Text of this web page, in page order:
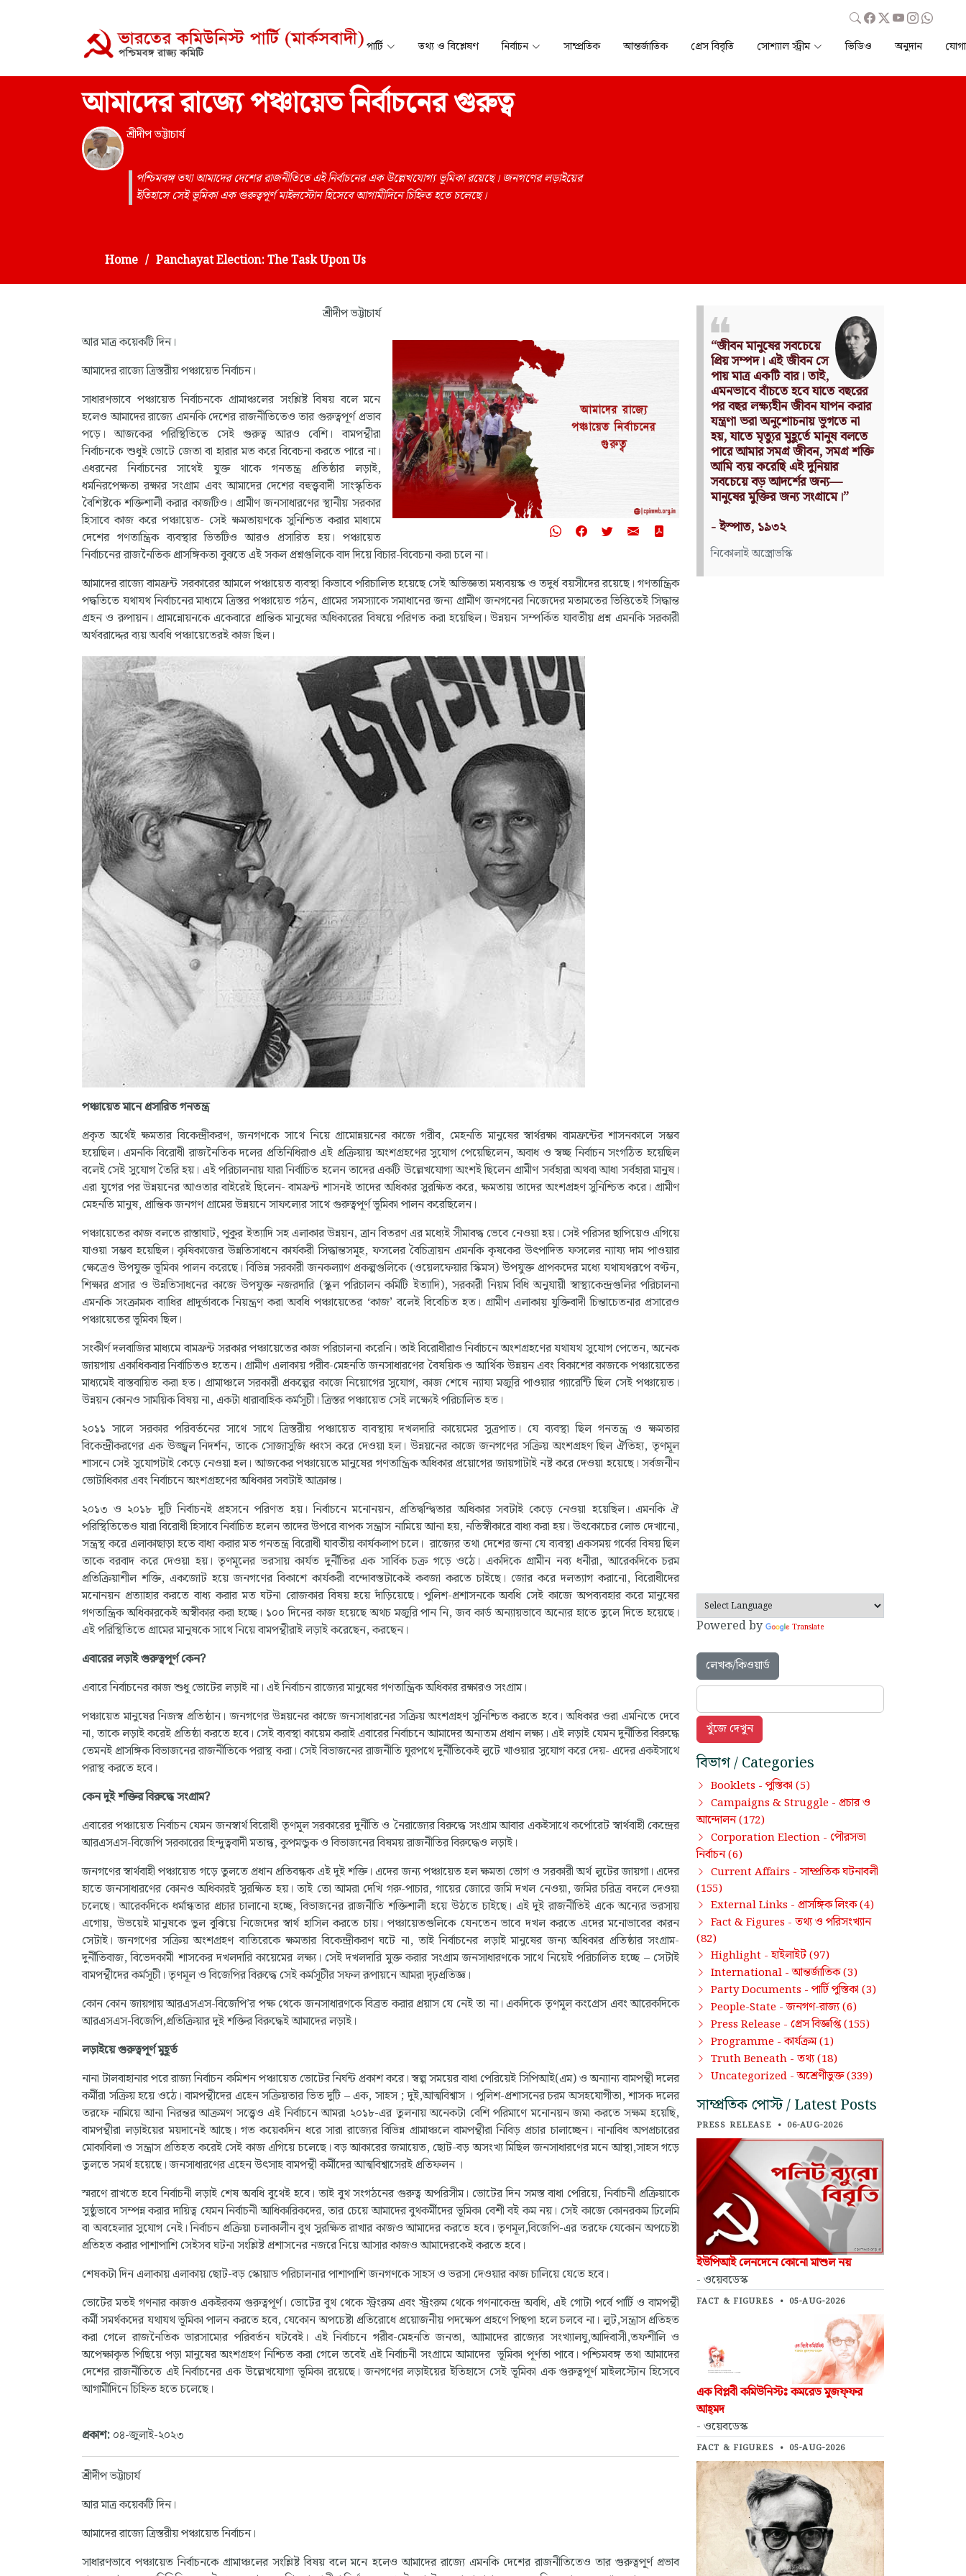
পার্টি তথ্য ও বিশ্লেষণ নির্বাচন সাম্প্রতিক আন্তর্জাতিক প্রেস বিবৃতি সোশ্যাল স্ট্রীম ভিডিও অনুদান
আমাদের রাজ্যে পঞ্চায়েত নির্বাচনের গুরুত্ব
শ্রীদীপ ভট্টাচার্য
পশ্চিমবঙ্গ তথা আমাদের দেশের রাজনীতিতে এই নির্বাচনের এক উল্লেখযোগ্য ভূমিকা রয়েছে। জনগণের লড়াইয়ের
ইতিহাসে সেই ভূমিকা এক গুরুত্বপূর্ণ মাইলস্টোন হিসেবে আগামীদিনে চিহ্নিত হতে চলেছে।
Home Panchayat Election: The Task Upon Us
শ্রীদীপ ভট্টাচার্য
আর মাত্র কয়েকটি দিন।
আমাদের রাজ্যে ত্রিস্তরীয় পঞ্চায়েত নির্বাচন।
সাধারণভাবে পঞ্চায়েত নির্বাচনকে গ্রামাঞ্চলের সংশ্লিষ্ট বিষয় বলে মনে
হলেও আমাদের রাজ্যে এমনকি দেশের রাজনীতিতেও তার গুরুত্বপূর্ণ প্রভাব
পড়ে। আজকের পরিস্থিতিতে সেই গুরুত্ব আরও বেশি। বামপন্থীরা
নির্বাচনকে শুধুই ভোটে জেতা বা হারার মত করে বিবেচনা করতে পারে না।
এধরনের নির্বাচনের সাথেই যুক্ত থাকে গনতন্ত্র প্রতিষ্ঠার লড়াই,
ধর্মনিরপেক্ষতা রক্ষার সংগ্রাম এবং আমাদের দেশের বহুত্ত্ববাদী সাংস্কৃতিক
বৈশিষ্টকে শক্তিশালী করার কাজটিও। গ্রামীণ জনসাধারণের স্থানীয় সরকার
হিসাবে কাজ করে পঞ্চায়েত- সেই ক্ষমতায়ণকে সুনিশ্চিত করার মাধ্যমে
দেশের গণতান্ত্রিক ব্যবস্থার ভিতটিও আরও প্রসারিত হয়। পঞ্চায়েত
নির্বাচনের রাজনৈতিক প্রাসঙ্গিকতা বুঝতে এই সকল প্রশ্নগুলিকে বাদ দিয়ে বিচার-বিবেচনা করা চলে না।
আমাদের রাজ্যে বামফ্রন্ট সরকারের আমলে পঞ্চায়েত ব্যবস্থা কিভাবে পরিচালিত হয়েছে সেই অভিজ্ঞতা মধ্যবয়স্ক ও তদুর্ধ বয়সীদের রয়েছে। গণতান্ত্রিক
পদ্ধতিতে যথাযথ নির্বাচনের মাধ্যমে ত্রিস্তর পঞ্চায়েত গঠন, গ্রামের সমস্যাকে সমাধানের জন্য গ্রামীণ জনগনের নিজেদের মতামতের ভিত্তিতেই সিদ্ধান্ত
গ্রহন ও রুপায়ন। গ্রামন্নোয়নকে একেবারে প্রান্তিক মানুষের অধিকারের বিষয়ে পরিণত করা হয়েছিল। উন্নয়ন সম্পর্কিত যাবতীয় প্রশ্ন এমনকি সরকারী
অর্থবরাদ্দের ব্যয় অবধি পঞ্চায়েতেরই কাজ ছিল।
পঞ্চায়েত মানে প্রসারিত গনতন্ত্র
প্রকৃত অর্থেই ক্ষমতার বিকেন্দ্রীকরণ, জনগণকে সাথে নিয়ে গ্রামোন্নয়নের কাজে গরীব, মেহনতি মানুষের স্বার্থরক্ষা বামফ্রন্টের শাসনকালে সম্ভব
হয়েছিল। এমনকি বিরোধী রাজনৈতিক দলের প্রতিনিধিরাও এই প্রক্রিয়ায় অংশগ্রহণের সুযোগ পেয়েছিলেন, অবাধ ও স্বচ্ছ নির্বাচন সংগঠিত হয়েছিল
বলেই সেই সুযোগ তৈরি হয়। এই পরিচালনায় যারা নির্বাচিত হলেন তাদের একটি উল্লেখযোগ্য অংশই ছিলেন গ্রামীণ সর্বহারা অথবা আধা সর্বহারা মানুষ।
এরা যুগের পর উন্নয়নের আওতার বাইরেই ছিলেন- বামফ্রন্ট শাসনই তাদের অধিকার সুরক্ষিত করে, ক্ষমতায় তাদের অংশগ্রহণ সুনিশ্চিত করে। গ্রামীণ
মেহনতি মানুষ, প্রান্তিক জনগণ গ্রামের উন্নয়নে সাফল্যের সাথে গুরুত্বপূর্ণ ভূমিকা পালন করেছিলেন।
পঞ্চায়েতের কাজ বলতে রাস্তাঘাট, পুকুর ইত্যাদি সহ এলাকার উন্নয়ন, ত্রান বিতরণ এর মধ্যেই সীমাবদ্ধ ভেবে নেওয়া হয়। সেই পরিসর ছাপিয়েও এগিয়ে
যাওয়া সম্ভব হয়েছিল। কৃষিকাজের উন্নতিসাধনে কার্যকরী সিদ্ধান্তসমূহ, ফসলের বৈচিত্রায়ন এমনকি কৃষকের উৎপাদিত ফসলের ন্যায্য দাম পাওয়ার
ক্ষেত্রেও উপযুক্ত ভূমিকা পালন করেছে। বিভিন্ন সরকারী জনকল্যাণ প্রকল্পগুলিকে (ওয়েলফেয়ার স্কিমস) উপযুক্ত প্রাপকদের মধ্যে যথাযথরূপে বণ্টন,
শিক্ষার প্রসার ও উন্নতিসাধনের কাজে উপযুক্ত নজরদারি (স্কুল পরিচালন কমিটি ইত্যাদি), সরকারী নিয়ম বিধি অনুযায়ী স্বাস্থ্যকেন্দ্রগুলির পরিচালনা
এমনকি সংক্রামক ব্যাধির প্রাদুর্ভাবকে নিয়ন্ত্রণ করা অবধি পঞ্চায়েতের ‘কাজ’ বলেই বিবেচিত হত। গ্রামীণ এলাকায় যুক্তিবাদী চিন্তাচেতনার প্রসারেও
পঞ্চায়েতের ভূমিকা ছিল।
সংকীর্ণ দলবাজির মাধ্যমে বামফ্রন্ট সরকার পঞ্চায়েতের কাজ পরিচালনা করেনি। তাই বিরোধীরাও নির্বাচনে অংশগ্রহণের যথাযথ সুযোগ পেতেন, অনেক
জায়গায় একাধিকবার নির্বাচিতও হতেন। গ্রামীণ এলাকায় গরীব-মেহনতি জনসাধারণের বৈষয়িক ও আর্থিক উন্নয়ন এবং বিকাশের কাজকে পঞ্চায়েতের
মাধ্যমেই বাস্তবায়িত করা হত। গ্রামাঞ্চলে সরকারী প্রকল্পের কাজে নিয়োগের সুযোগ, কাজ শেষে ন্যায্য মজুরি পাওয়ার গ্যারেন্টি ছিল সেই পঞ্চায়েত।
উন্নয়ন কোনও সাময়িক বিষয় না, একটা ধারাবাহিক কর্মসূচী। ত্রিস্তর পঞ্চায়েত সেই লক্ষ্যেই পরিচালিত হত।
২০১১ সালে সরকার পরিবর্তনের সাথে সাথে ত্রিস্তরীয় পঞ্চায়েত ব্যবস্থায় দখলদারি কায়েমের সুত্রপাত। যে ব্যবস্থা ছিল গনতন্ত্র ও ক্ষমতার
বিকেন্দ্রীকরণের এক উজ্জ্বল নিদর্শন, তাকে সোজাসুজি ধ্বংস করে দেওয়া হল। উন্নয়নের কাজে জনগণের সক্রিয় অংশগ্রহণ ছিল ঐতিহ্য, তৃণমূল
শাসনে সেই সুযোগটাই কেড়ে নেওয়া হল। আজকের পঞ্চায়েতে মানুষের গণতান্ত্রিক অধিকার প্রয়োগের জায়গাটাই নষ্ট করে দেওয়া হয়েছে। সর্বজনীন
ভোটাধিকার এবং নির্বাচনে অংশগ্রহণের অধিকার সবটাই আক্রান্ত।
২০১৩ ও ২০১৮ দুটি নির্বাচনই প্রহসনে পরিণত হয়। নির্বাচনে মনোনয়ন, প্রতিদ্বন্দ্বিতার অধিকার সবটাই কেড়ে নেওয়া হয়েছিল। এমনকি ঐ
পরিস্থিতিতেও যারা বিরোধী হিসাবে নির্বাচিত হলেন তাদের উপরে ব্যপক সন্ত্রাস নামিয়ে আনা হয়, নতিস্বীকারে বাধ্য করা হয়। উৎকোচের লোভ দেখানো,
সন্ত্রস্থ করে এলাকাছাড়া হতে বাধ্য করার মত গনতন্ত্র বিরোধী যাবতীয় কার্যকলাপ চলে। রাজ্যের তথা দেশের জন্য যে ব্যবস্থা একসময় গর্বের বিষয় ছিল
তাকে বরবাদ করে দেওয়া হয়। তৃণমূলের ভরসায় কার্যত দুর্নীতির এক সার্বিক চক্র গড়ে ওঠে। একদিকে গ্রামীন নব্য ধনীরা, আরেকদিকে চরম
প্রতিক্রিয়াশীল শক্তি, একজোট হয়ে জনগণের বিকাশে কার্যকরী বন্দোবস্তটাকেই কবজা করতে চাইছে। জোর করে দলত্যাগ করানো, বিরোধীদের
মনোনয়ন প্রত্যাহার করতে বাধ্য করার মত ঘটনা রোজকার বিষয় হয়ে দাঁড়িয়েছে। পুলিশ-প্রশাসনকে অবধি সেই কাজে অপব্যবহার করে মানুষের
গণতান্ত্রিক অধিকারকেই অস্বীকার করা হচ্ছে। ১০০ দিনের কাজ হয়েছে অথচ মজুরি পান নি, জব কার্ড অন্যায়ভাবে অন্যের হাতে তুলে দিতে হয়েছে।
এই পরিস্থিতিতে গ্রামের মানুষকে সাথে নিয়ে বামপন্থীরাই লড়াই করেছেন, করছেন।
এবারের লড়াই গুরুত্বপূর্ণ কেন?
এবারে নির্বাচনের কাজ শুধু ভোটের লড়াই না। এই নির্বাচন রাজ্যের মানুষের গণতান্ত্রিক অধিকার রক্ষারও সংগ্রাম।
পঞ্চায়েত মানুষের নিজস্ব প্রতিষ্ঠান। জনগণের উন্নয়নের কাজে জনসাধারনের সক্রিয় অংশগ্রহণ সুনিশ্চিত করতে হবে। অধিকার ওরা এমনিতে দেবে
না, তাকে লড়াই করেই প্রতিষ্ঠা করতে হবে। সেই ব্যবস্থা কায়েম করাই এবারের নির্বাচনে আমাদের অন্যতম প্রধান লক্ষ্য। এই লড়াই যেমন দুর্নীতির বিরুদ্ধে
তেমনই প্রাসঙ্গিক বিভাজনের রাজনীতিকে পরাস্থ করা। সেই বিভাজনের রাজনীতি ঘুরপথে দুর্নীতিকেই লুটে খাওয়ার সুযোগ করে দেয়- এদের একইসাথে
পরাস্থ করতে হবে।
কেন দুই শক্তির বিরুদ্ধে সংগ্রাম?
এবারের পঞ্চায়েত নির্বাচন যেমন জনস্বার্থ বিরোধী তৃণমূল সরকারের দুর্নীতি ও নৈরাজ্যের বিরুদ্ধে সংগ্রাম আবার একইসাথে কর্পোরেট স্বার্থবাহী কেন্দ্রের
আরএসএস-বিজেপি সরকারের হিন্দুত্ববাদী মতান্ধ, কুপমন্ডুক ও বিভাজনের বিষময় রাজনীতির বিরুদ্ধেও লড়াই।
জনগণের স্বার্থবাহী পঞ্চায়েত গড়ে তুলতে প্রধান প্রতিবন্ধক এই দুই শক্তি। এদের জন্য পঞ্চায়েত হল ক্ষমতা ভোগ ও সরকারী অর্থ লুটের জায়গা। এদের
হাতে জনসাধারণের কোনও অধিকারই সুরক্ষিত হয়। তাই তো আমরা দেখি গরু-পাচার, গায়ের জোরে জমি দখল নেওয়া, জমির চরিত্র বদলে দেওয়া
চলেছে। আরেকদিকে ধর্মান্ধতার প্রচার চালানো হচ্ছে, বিভাজনের রাজনীতি শক্তিশালী হয়ে উঠতে চাইছে। এই দুই রাজনীতিই একে অন্যের ভরসায়
এগোয়, উভয়েই মানুষকে ভুল বুঝিয়ে নিজেদের স্বার্থ হাসিল করতে চায়। পঞ্চায়েতগুলিকে যেনতেন ভাবে দখল করতে এদের মনোভাবের কারন
সেটাই। জনগণের সক্রিয় অংশগ্রহণ ব্যতিরেকে ক্ষমতার বিকেন্দ্রীকরণ ঘটে না, তাই নির্বাচনের লড়াই মানুষের জন্য অধিকার প্রতিষ্ঠার সংগ্রাম-
দুর্নীতিবাজ, বিভেদকামী শাসকের দখলদারি কায়েমের লক্ষ্য। সেই দখলদারি মুক্ত করার সংগ্রাম জনসাধারণকে সাথে নিয়েই পরিচালিত হচ্ছে – সেটাই
বামপন্থীদের কর্মসূচী। তৃণমূল ও বিজেপির বিরুদ্ধে সেই কর্মসূচীর সফল রূপায়নে আমরা দৃঢ়প্রতিজ্ঞ।
কোন কোন জায়গায় আরএসএস-বিজেপি’র পক্ষ থেকে জনসাধারণকে বিব্রত করার প্রয়াস যে নেই তা না। একদিকে তৃণমূল কংগ্রেস এবং আরেকদিকে
আরএসএস-বিজেপি,প্রতিক্রিয়ার দুই শক্তির বিরুদ্ধেই আমাদের লড়াই।
লড়াইয়ে গুরুত্বপূর্ণ মুহূর্ত
নানা টালবাহানার পরে রাজ্য নির্বাচন কমিশন পঞ্চায়েত ভোটের নির্ঘন্ট প্রকাশ করে। স্বল্প সময়ের বাধা পেরিয়েই সিপিআই(এম) ও অন্যান্য বামপন্থী দলের
কর্মীরা সক্রিয় হয়ে ওঠে। বামপন্থীদের এহেন সক্রিয়তার ভিত দুটি – এক, সাহস ; দুই,আত্মবিশ্বাস । পুলিশ-প্রশাসনের চরম অসহযোগীতা, শাসক দলের
তরফে নামিয়ে আনা নিরন্তর আক্রমণ সত্ত্বেও এই নির্বাচনে আমরা ২০১৮-এর তুলনায় অনেকটা বেশি পরিমাণে মনোনয়ন জমা করতে সক্ষম হয়েছি,
বামপন্থীরা লড়াইয়ের ময়দানেই আছে। গত কয়েকদিন ধরে সারা রাজ্যের বিভিন্ন গ্রামাঞ্চলে বামপন্থীরা নিবিড় প্রচার চালাচ্ছেন। নানাবিধ অপপ্রচারের
মোকাবিলা ও সন্ত্রাস প্রতিহত করেই সেই কাজ এগিয়ে চলেছে। বড় আকারের জমায়েত, ছোট-বড় অসংখ্য মিছিল জনসাধারণের মনে আস্থা,সাহস গড়ে
তুলতে সমর্থ হয়েছে। জনসাধারণের এহেন উৎসাহ বামপন্থী কর্মীদের আত্মবিশ্বাসেরই প্রতিফলন ।
স্মরণে রাখতে হবে নির্বাচনী লড়াই শেষ অবধি বুথেই হবে। তাই বুথ সংগঠনের গুরুত্ব অপরিসীম। ভোটের দিন সমস্ত বাধা পেরিয়ে, নির্বাচনী প্রক্রিয়াকে
সুষ্ঠুভাবে সম্পন্ন করার দায়িত্ব যেমন নির্বাচনী আধিকারিকদের, তার চেয়ে আমাদের বুথকর্মীদের ভূমিকা বেশী বই কম নয়। সেই কাজে কোনরকম ঢিলেমি
বা অবহেলার সুযোগ নেই। নির্বাচন প্রক্রিয়া চলাকালীন বুথ সুরক্ষিত রাখার কাজও আমাদের করতে হবে। তৃণমূল,বিজেপি-এর তরফে যেকোন অপচেষ্টা
প্রতিহত করার পাশাপাশি সেইসব ঘটনা সংশ্লিষ্ট প্রশাসনের নজরে নিয়ে আসার কাজও আমাদেরকেই করতে হবে।
শেষকটা দিন এলাকায় এলাকায় ছোট-বড় স্কোয়াড পরিচালনার পাশাপাশি জনগণকে সাহস ও ভরসা দেওয়ার কাজ চালিয়ে যেতে হবে।
ভোটের মতই গণনার কাজও একইরকম গুরুত্বপূর্ণ। ভোটের বুথ থেকে স্ট্রংরুম এবং স্ট্রংরুম থেকে গণনাকেন্দ্র অবধি, এই গোটা পর্বে পার্টি ও বামপন্থী
কর্মী সমর্থকদের যথাযথ ভূমিকা পালন করতে হবে, যেকোন অপচেষ্টা প্রতিরোধে প্রয়োজনীয় পদক্ষেপ গ্রহণে পিছপা হলে চলবে না। লুট,সন্ত্রাস প্রতিহত
করা গেলে রাজনৈতিক ভারসাম্যের পরিবর্তন ঘটবেই। এই নির্বাচনে গরীব-মেহনতি জনতা, আামাদের রাজ্যের সংখ্যালঘু,আদিবাসী,তফশীলি ও
অপেক্ষাকৃত পিছিয়ে পড়া মানুষের অংশগ্রহণ নিশ্চিত করা গেলে তবেই এই নির্বাচনী সংগ্রামে আমাদের ভূমিকা পূর্ণতা পাবে। পশ্চিমবঙ্গ তথা আমাদের
দেশের রাজনীতিতে এই নির্বাচনের এক উল্লেখযোগ্য ভূমিকা রয়েছে। জনগণের লড়াইয়ের ইতিহাসে সেই ভূমিকা এক গুরুত্বপূর্ণ মাইলস্টোন হিসেবে
আগামীদিনে চিহ্নিত হতে চলেছে।
প্রকাশ: ০৪-জুলাই-২০২৩
শ্রীদীপ ভট্টাচার্য
আর মাত্র কয়েকটি দিন।
আমাদের রাজ্যে ত্রিস্তরীয় পঞ্চায়েত নির্বাচন।
সাধারণভাবে পঞ্চায়েত নির্বাচনকে গ্রামাঞ্চলের সংশ্লিষ্ট বিষয় বলে মনে হলেও আমাদের রাজ্যে এমনকি দেশের রাজনীতিতেও তার গুরুত্বপূর্ণ প্রভাব
Nothing can have value
without being an object of
utility.
Source: Das Kapital
(Volume I, Chapter 1)
কার্ল মার্কস
Powered by Translate
লেখক/কিওয়ার্ড
বিভাগ / Categories
Booklets - পুস্তিকা (5)
Campaigns & Struggle - প্রচার ও
আন্দোলন(172)
Corporation Election - পৌরসভা
নির্বাচন(6)
Current Affairs - সাম্প্রতিক ঘটনাবলী
(155)
External Links - প্রাসঙ্গিক লিংক(4)
Fact & Figures - তথ্য ও পরিসংখ্যান
(82)
Highlight -হাইলাইট(97)
International -আন্তর্জাতিক(3)
Party Documents - পার্টি পুস্তিকা (3)
People-State -জনগণ-রাজ্য(6)
Press Release - প্রেস বিজ্ঞপ্তি(155)
Programme -কার্যক্রম(1)
Truth Beneath - তথ্য(18)
Uncategorized -অশ্রেণীভুক্ত(339)
সাম্প্রতিক পোস্ট / Latest Posts
PRESS RELEASE • 06-AUG-2026
ইউপিআই লেনদেনে কোনো মাশুল নয়
- ওয়েবডেস্ক
FACT & FIGURES • 05-AUG-2026
এক বিপ্লবী কমিউনিস্টঃ কমরেড মুজফ্‌ফর
আহ্‌মদ
- ওয়েবডেস্ক
FACT & FIGURES • 05-AUG-2026